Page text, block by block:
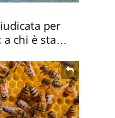
per
chi è stata